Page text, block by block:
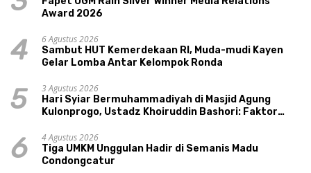
Award 2026
4
6 Agustus 2026
Sambut HUT Kemerdekaan RI, Muda-mudi Kayen
Gelar Lomba Antar Kelompok Ronda
5
3 Agustus 2026
Hari Syiar Bermuhammadiyah di Masjid Agung
Kulonprogo, Ustadz Khoiruddin Bashori: Faktor
6
4 Agustus 2026
Tiga UMKM Unggulan Hadir di Semanis Madu
Condongcatur